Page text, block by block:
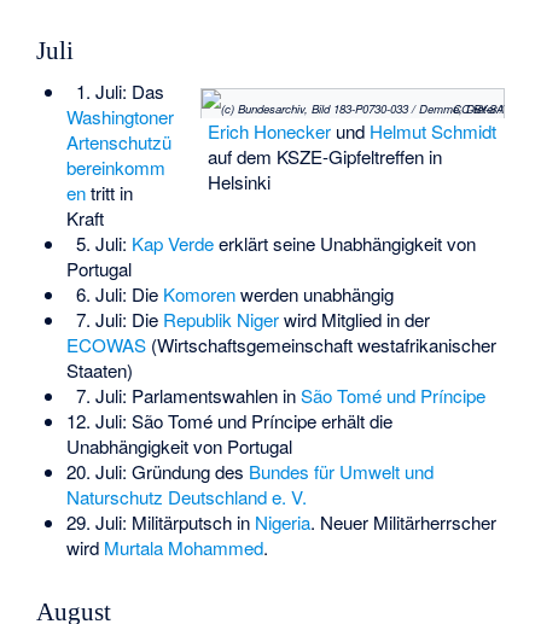
Juli
(c) Bundesarchiv, Bild 183-P0730-033 / Demme, Dieter / CC-BY-SA
Erich Honeckerund Helmut Schmidt
auf dem KSZE-Gipfeltreffen in
Helsinki
1. Juli: Das
Washingtoner
Artenschutzü
bereinkomm
entritt in
Kraft
5. Juli: Kap Verdeerklärt seine Unabhängigkeit von
Portugal
6. Juli: Die Komorenwerden unabhängig
7. Juli: Die Republik Nigerwird Mitglied in der
ECOWAS(Wirtschaftsgemeinschaft westafrikanischer
Staaten)
7. Juli: Parlamentswahlen inSão Tomé und Príncipe
12. Juli: São Tomé und Príncipe erhält die
Unabhängigkeit von Portugal
20. Juli: Gründung des Bundes für Umwelt und
Naturschutz Deutschland e. V.
29. Juli: Militärputsch in Nigeria. Neuer Militärherrscher
wird Murtala Mohammed.
August